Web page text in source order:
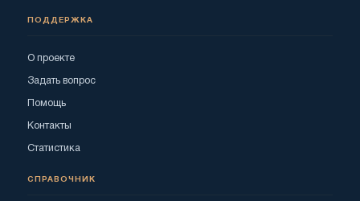
ПОДДЕРЖКА
О проекте
Задать вопрос
Помощь
Контакты
Статистика
СПРАВОЧНИК